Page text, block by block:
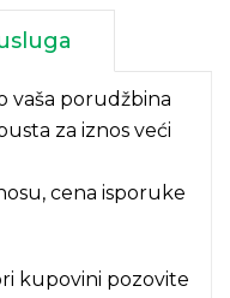
vaša porudžbina
za iznos veći
cena isporuke
kupovini pozovite